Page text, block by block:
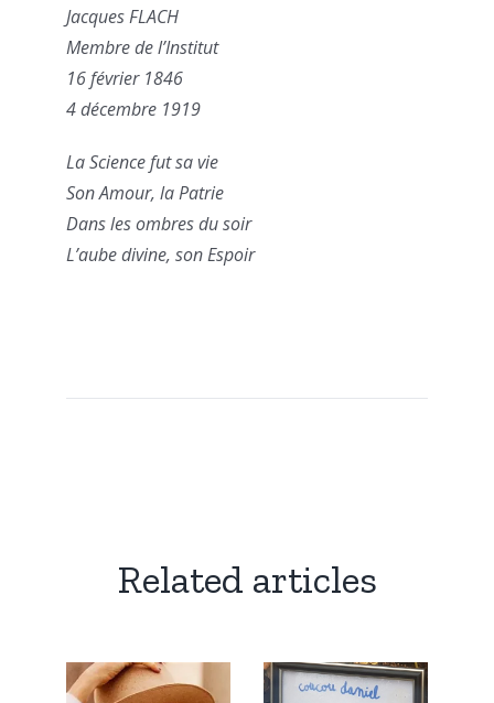
Jacques FLACH
Membre de l’Institut
16 février 1846
4 décembre 1919
La Science fut sa vie
Son Amour, la Patrie
Dans les ombres du soir
L’aube divine, son Espoir
Related articles